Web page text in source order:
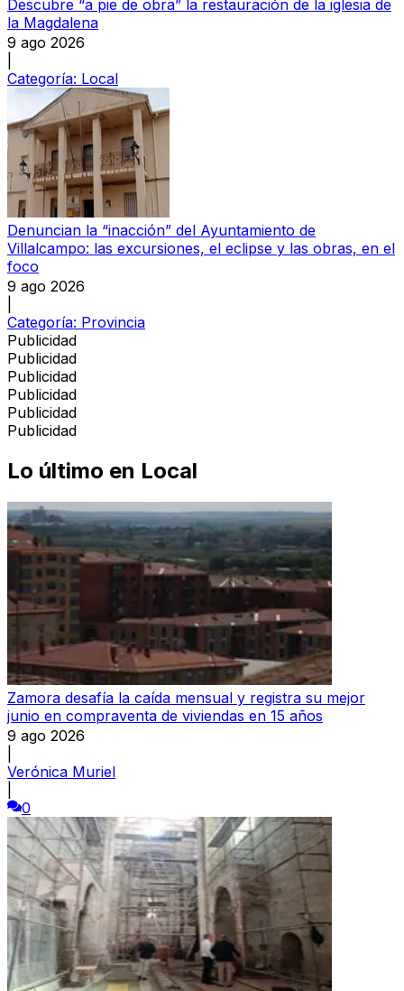
Descubre “a pie de obra” la restauración de la iglesia de
la Magdalena
9 ago 2026
Categoría: Local
Denuncian la “inacción” del Ayuntamiento de
Villalcampo: las excursiones, el eclipse y las obras, en el
foco
9 ago 2026
Categoría: Provincia
Publicidad
Publicidad
Publicidad
Publicidad
Publicidad
Publicidad
Lo último en Local
Zamora desafía la caída mensual y registra su mejor
junio en compraventa de viviendas en 15 años
9 ago 2026
Verónica Muriel
0